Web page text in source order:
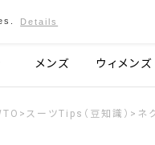
京都発のスーツブランド
メンズ ウィメンズ
> スーツTips（豆知識） > ネ
Details